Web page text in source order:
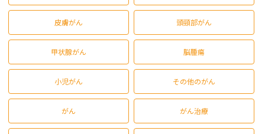
皮膚がん 頭頸部がん
甲状腺がん 脳腫瘍
小児がん その他のがん
がん がん治療